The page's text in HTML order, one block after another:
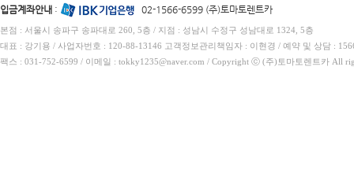
입금계좌안내 : 02-1566-6599 (주)토마토렌트카
본점 : 서울시 송파구 송파대로 260, 5층 / 지점 : 성남시 수정구 성남대로 1324, 5층
대표 : 강기용 / 사업자번호 : 120-88-13146 고객정보관리책임자 : 이현경 / 예약 및 상담 :
팩스 : 031-752-6599 / 이메일 : tokky1235@naver.com / Copyright ⓒ (주)토마토렌트카 All